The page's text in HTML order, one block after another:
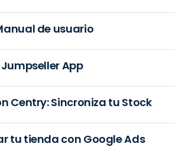
de usuario
App
Centry: Sincroniza tu Stock
tu tienda con Google Ads